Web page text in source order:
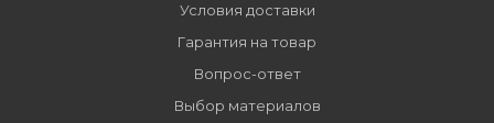
Условия доставки
Гарантия на товар
Вопрос-ответ
Выбор материалов